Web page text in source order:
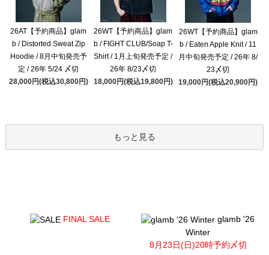
26AT【予約商品】glam
b / Distorted Sweat Zip
Hoodie / 8月中旬発売予
定 / 26年 5/24 〆切
28,000円(税込30,800円)
26WT【予約商品】glam
b / FIGHT CLUB/Soap T-
Shirt / 1月上旬発売予定 /
26年 8/23〆切
18,000円(税込19,800円)
26WT【予約商品】glam
b / Eaten Apple Knit / 11
月中旬発売予定 / 26年 8/
23〆切
19,000円(税込20,900円)
もっと見る
FINAL SALE
glamb '26
Winter
8月23日(日)20時予約〆切